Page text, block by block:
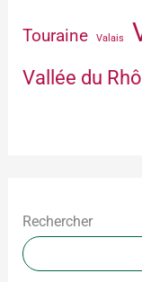
Touraine Valais
Vallée du
Rechercher